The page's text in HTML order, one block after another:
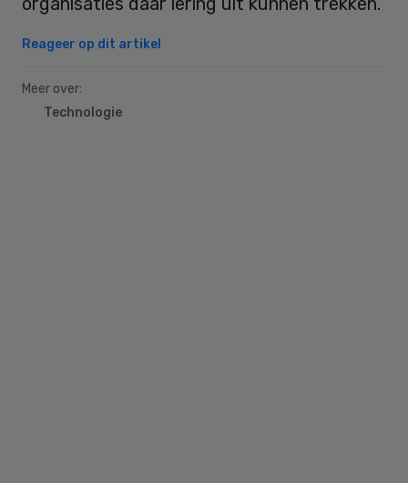
Reageer op dit artikel
Meer over:
Technologie